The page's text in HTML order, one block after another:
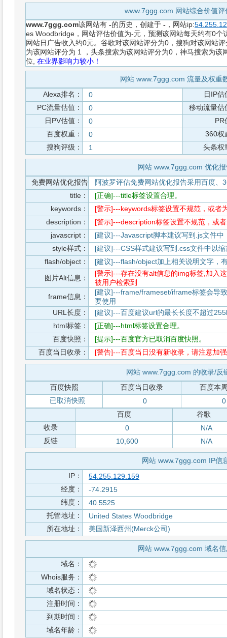
www.7ggg.com 网站综合价值评
www.7ggg.com该网站有 -的历史，创建于 - ，网站ip:
es Woodbridge，网站评估价值为-元，预测该网站每天约有0个
网站日广告收入约0元。谷歌对该网站评分为0，搜狗对该网站
为该网站评分为 1 ，头条搜索为该网站评分为0，神马搜索为
位, 在业界影响力较小！
网站 www.7ggg.com 流量及权重
Alexa排名：
0
日IP估
PC流量估值：
0
移动流量估
日PV估值：
0
PR
百度权重：
0
360权
搜狗评级：
1 头条权
网站 www.7ggg.com 优化
免费网站优化报告
阿波罗评估免费网站优化报告采用百度、
title：
[正确]---title标签设置合理。
keywords：
[警示]---keywords标签设置不规范，或者
description：
[警示]---description标签设置不规范，或
javascript：
[建议]---Javascript脚本建议写到.js文件中
style样式：
[建议]---CSS样式建议写到.css文件中以
flash/object：
[建议]---flash/object加上相关说明文字，
图片Alt信息：
[警示]---存在没有alt信息的img标签,加入
被用户检索到
frame信息：
[建议]---frame/frameset/iframe标签会导
要使用
URL长度：
[建议]---百度建议url的最长长度不超过
html标签：
[正确]---html标签设置合理。
百度快照：
[提示]---百度官方已取消百度快照。
百度当日收录：
[警告]---百度当日没有新收录，请注意加
网站 www.7ggg.com 的收录/反
百度快照
百度当日收录
百度本
已取消快照
0
0
百度
谷歌
收录
0
N/A
反链
10,600 N/A
网站 www.7ggg.com IP信
IP：
54.255.129.159
经度：
-74.2915
纬度：
40.5525
托管地址：
United States Woodbridge
所在地址：
美国新泽西州(Merck公司)
网站 www.7ggg.com 域名
域名：
Whois服务：
域名状态：
注册时间：
到期时间：
域名年龄：